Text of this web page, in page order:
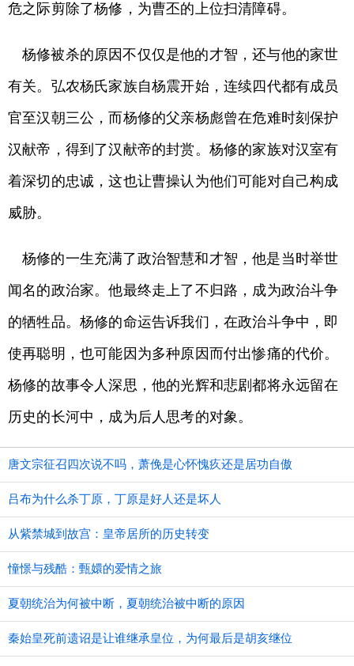
危之际剪除了杨修，为曹丕的上位扫清障碍。
杨修被杀的原因不仅仅是他的才智，还与他的家世
有关。弘农杨氏家族自杨震开始，连续四代都有成员
官至汉朝三公，而杨修的父亲杨彪曾在危难时刻保护
汉献帝，得到了汉献帝的封赏。杨修的家族对汉室有
着深切的忠诚，这也让曹操认为他们可能对自己构成
威胁。
杨修的一生充满了政治智慧和才智，他是当时举世
闻名的政治家。他最终走上了不归路，成为政治斗争
的牺牲品。杨修的命运告诉我们，在政治斗争中，即
使再聪明，也可能因为多种原因而付出惨痛的代价。
杨修的故事令人深思，他的光辉和悲剧都将永远留在
历史的长河中，成为后人思考的对象。
唐文宗征召四次说不吗，萧俛是心怀愧疚还是居功自傲
吕布为什么杀丁原，丁原是好人还是坏人
从紫禁城到故宫：皇帝居所的历史转变
憧憬与残酷：甄嬛的爱情之旅
夏朝统治为何被中断，夏朝统治被中断的原因
秦始皇死前遗诏是让谁继承皇位，为何最后是胡亥继位